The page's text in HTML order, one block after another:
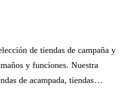
de tiendas de campaña y
y funciones. Nuestra
de acampada, tiendas
tiendas traseras para